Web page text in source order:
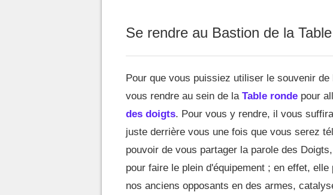
Se rendre au Bastion de la
Pour que vous puissiez utiliser le souvenir de
vous rendre au sein de la Table ronde pour
des doigts. Pour vous y rendre, il vous
juste derrière vous une fois que vous serez
pouvoir de vous partager la parole des
pour faire le plein d'équipement ; en effet,
nos anciens opposants en des armes,